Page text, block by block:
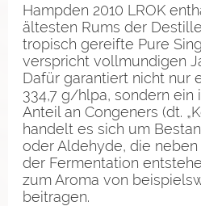
Hampden 2010 LROK
ältesten Rums der
tropisch gereifte Pure
verspricht vollmundigen
Dafür garantiert nicht nur
334,7 g/hlpa, sondern ein
Anteil an Congeners (dt.
handelt es sich um
oder Aldehyde, die
der Fermentation
zum Aroma von
beitragen.